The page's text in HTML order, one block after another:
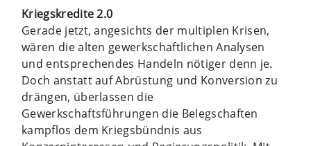
Kriegskredite 2.0
Gerade jetzt, angesichts der multiplen Krisen,
wären die alten gewerkschaftlichen Analysen
und entsprechendes Handeln nötiger denn je.
Doch anstatt auf Abrüstung und Konversion zu
drängen, überlassen die
Gewerkschaftsführungen die Belegschaften
kampflos dem Kriegsbündnis aus